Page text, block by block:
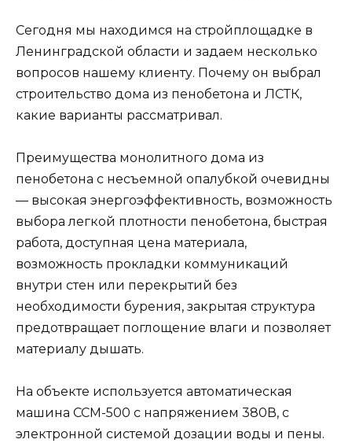
Сегодня мы находимся на стройплощадке в
Ленинградской области и задаем несколько
вопросов нашему клиенту. Почему он выбрал
строительство дома из пенобетона и ЛСТК,
какие варианты рассматривал.
Преимущества монолитного дома из
пенобетона с несъемной опалубкой очевидны
— высокая энергоэффективность, возможность
выбора легкой плотности пенобетона, быстрая
работа, доступная цена материала,
возможность прокладки коммуникаций
внутри стен или перекрытий без
необходимости бурения, закрытая структура
предотвращает поглощение влаги и позволяет
материалу дышать.
На объекте используется автоматическая
машина ССМ-500 с напряжением 380В, с
электронной системой дозации воды и пены.